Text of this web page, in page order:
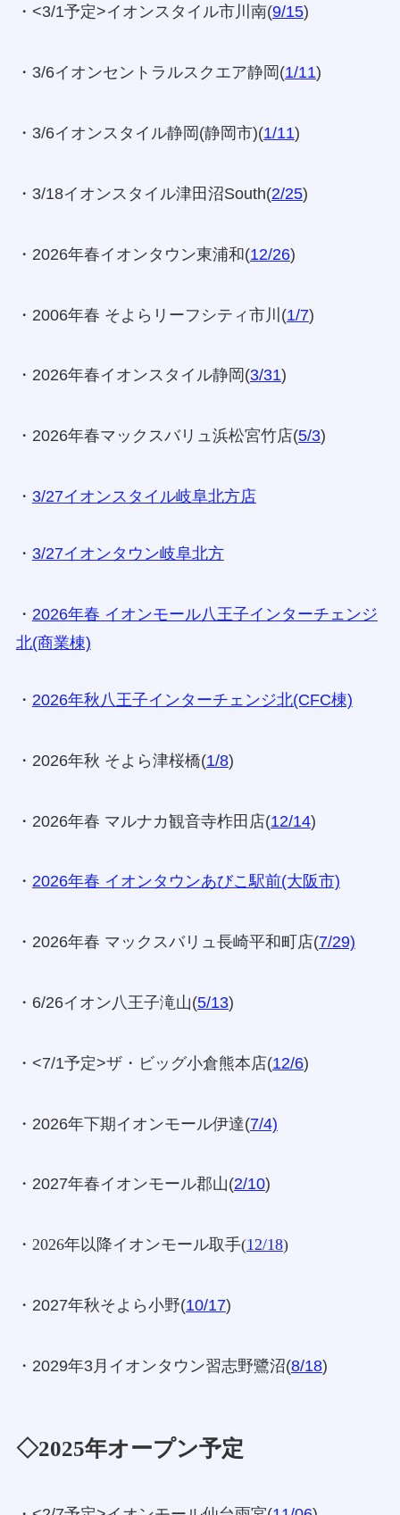
・<3/1予定>イオンスタイル市川南(9/15)
・3/6イオンセントラルスクエア静岡(1/11)
・3/6イオンスタイル静岡(静岡市)(1/11)
・3/18イオンスタイル津田沼South(2/25)
・2026年春イオンタウン東浦和(12/26)
・2006年春 そよらリーフシティ市川(1/7)
・2026年春イオンスタイル静岡(3/31)
・2026年春マックスバリュ浜松宮竹店(5/3)
・ 3/27イオンスタイル岐阜北方店
・ 3/27イオンタウン岐阜北方
・ 2026年春 イオンモール八王子インターチェンジ
北(商業棟)
・ 2026年秋八王子インターチェンジ北(CFC棟)
・2026年秋 そよら津桜橋(1/8)
・2026年春 マルナカ観音寺柞田店(12/14)
・ 2026年春 イオンタウンあびこ駅前(大阪市)
・2026年春 マックスバリュ長崎平和町店(7/29)
・6/26イオン八王子滝山(5/13)
・<7/1予定>ザ・ビッグ小倉熊本店(12/6)
・2026年下期イオンモール伊達(7/4)
・2027年春イオンモール郡山(2/10)
・2026年以降イオンモール取手(12/18)
・2027年秋そよら小野(10/17)
・2029年3月イオンタウン習志野鷺沼(8/18)
◇2025年オープン予定